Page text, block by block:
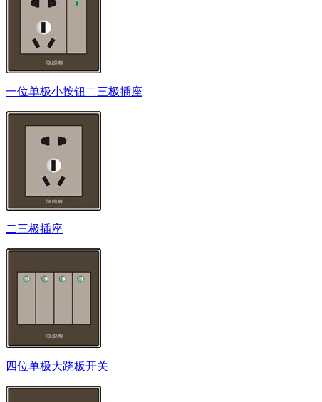
一位单极小按钮二三极插座
二三极插座
四位单极大跷板开关